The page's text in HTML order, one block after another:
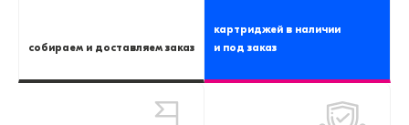
собираем и доставляем заказ
картриджей в наличии
и под заказ